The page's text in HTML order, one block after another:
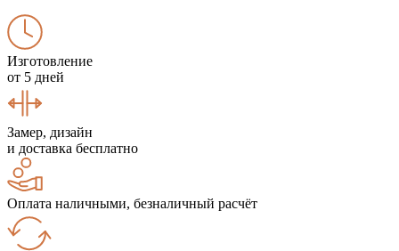
Изготовление
от 5 дней
Замер, дизайн
и доставка бесплатно
Оплата наличными, безналичный расчёт